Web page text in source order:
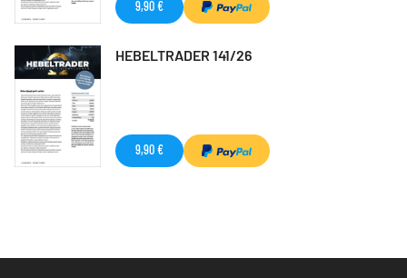
9,90 €
HEBELTRADER 141/26
9,90 €